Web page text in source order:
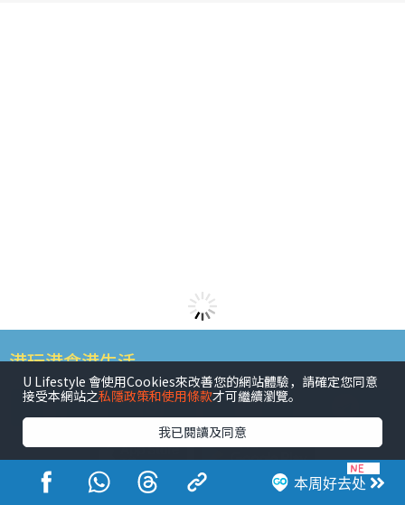
本周好去处
港玩港食港生活
活动展览 市集 开仓 尖沙咀好去处
铜锣湾好去处
U Lifestyle 會使用Cookies來改善您的網站體驗，請確定您同意
接受本網站之私隱政策和使用條款才可繼續瀏覽。
我已閱讀及同意